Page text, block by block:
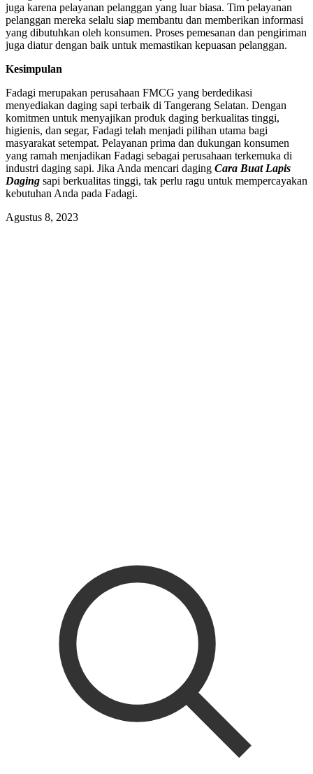
juga karena pelayanan pelanggan yang luar biasa. Tim pelayanan
pelanggan mereka selalu siap membantu dan memberikan informasi
yang dibutuhkan oleh konsumen. Proses pemesanan dan pengiriman
juga diatur dengan baik untuk memastikan kepuasan pelanggan.
Kesimpulan
Fadagi merupakan perusahaan FMCG yang berdedikasi
menyediakan daging sapi terbaik di Tangerang Selatan. Dengan
komitmen untuk menyajikan produk daging berkualitas tinggi,
higienis, dan segar, Fadagi telah menjadi pilihan utama bagi
masyarakat setempat. Pelayanan prima dan dukungan konsumen
yang ramah menjadikan Fadagi sebagai perusahaan terkemuka di
industri daging sapi. Jika Anda mencari daging Cara Buat Lapis
Daging sapi berkualitas tinggi, tak perlu ragu untuk mempercayakan
kebutuhan Anda pada Fadagi.
Agustus 8, 2023